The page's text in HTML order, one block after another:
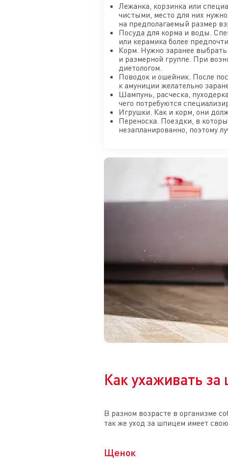
Лежанка, корзинка или
чистыми, место для них
на предполагаемый размер
Посуда для корма и воды.
или керамика более
Корм. Нужно заранее
и размерной группе. При
диетологом.
Поводок и ошейник. После
к амуниции желательно
Шампунь, расческа,
чего потребуются
Игрушки. Как и корм, они
Переноска. Поездки, в
незапланированно, поэтому
Как ухаживать
В разном возрасте в организме
так же уход за шпицем имеет
Щенок